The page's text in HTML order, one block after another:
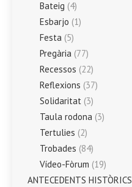
Bateig (4)
Esbarjo (1)
Festa (5)
Pregària (77)
Recessos (22)
Reflexions (37)
Solidaritat (3)
Taula rodona (3)
Tertulies (2)
Trobades (84)
Vídeo-Fòrum (19)
ANTECEDENTS HISTÒRICS